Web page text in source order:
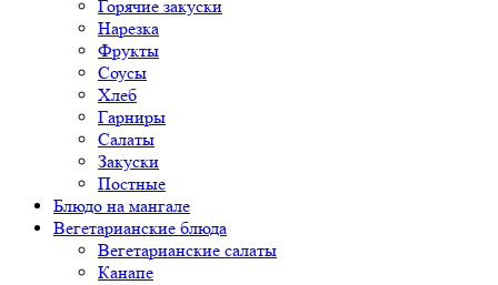
Горячие закуски
Нарезка
Фрукты
Соусы
Хлеб
Гарниры
Салаты
Закуски
Постные
Блюдо на мангале
Вегетарианские блюда
Вегетарианские салаты
Канапе